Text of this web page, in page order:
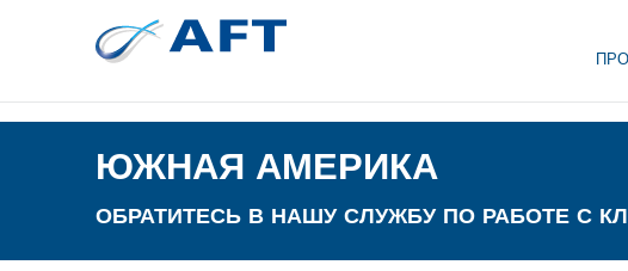
ЮЖНАЯ АМЕРИКА
ОБРАТИТЕСЬ В НАШУ СЛУЖБУ ПО РАБОТЕ С